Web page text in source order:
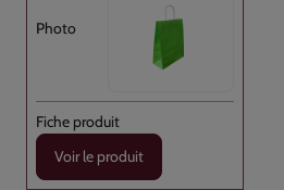
Voir le produit